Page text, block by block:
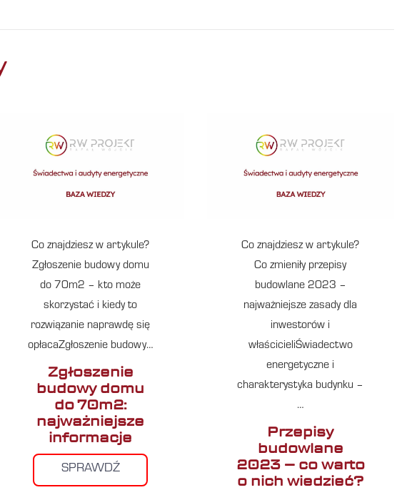
Co znajdziesz w artykule?
Zgłoszenie budowy domu
do 70m2 – kto może
skorzystać i kiedy to
rozwiązanie naprawdę się
opłacaZgłoszenie budowy…
Zgłoszenie
budowy domu
do 70m2:
najważniejsze
informacje
SPRAWDŹ
Co znajdziesz w artykule?
Co zmieniły przepisy
budowlane 2023 –
najważniejsze zasady dla
inwestorów i
właścicieliŚwiadectwo
energetyczne i
charakterystyka budynku –
…
Przepisy
budowlane
2023 – co warto
o nich wiedzieć?